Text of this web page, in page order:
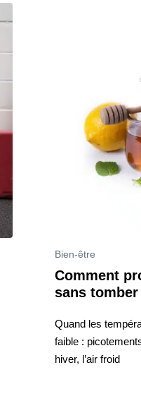
Bien-être
Comment
sans
Quand les
faible :
hiver, l’air froid